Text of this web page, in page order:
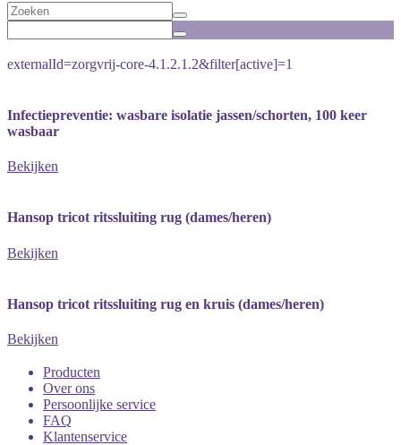
externalId=zorgvrij-core-4.1.2.1.2&filter[active]=1
Infectiepreventie: wasbare isolatie jassen/schorten, 100 keer
wasbaar
Bekijken
Hansop tricot ritssluiting rug (dames/heren)
Bekijken
Hansop tricot ritssluiting rug en kruis (dames/heren)
Bekijken
Producten
Over ons
Persoonlijke service
FAQ
Klantenservice